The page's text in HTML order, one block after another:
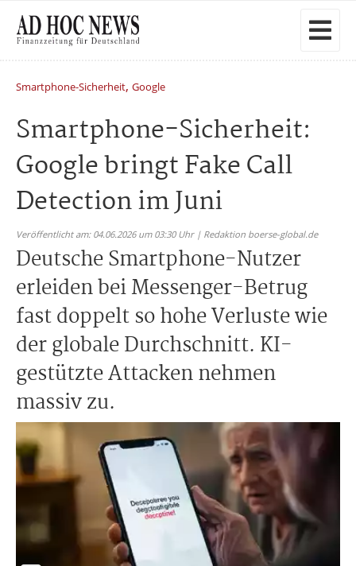
Smartphone-Sicherheit, Google
Smartphone-Sicherheit:
Google bringt Fake Call
Detection im Juni
Veröffentlicht am: 04.06.2026 um 03:30 Uhr | Redaktion boerse-global.de
Deutsche Smartphone-Nutzer
erleiden bei Messenger-Betrug
fast doppelt so hohe Verluste wie
der globale Durchschnitt. KI-
gestützte Attacken nehmen
massiv zu.